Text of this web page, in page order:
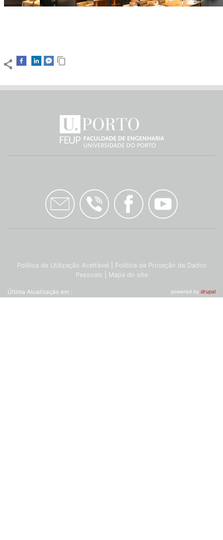
Política de Utilização Aceitável
Política de Proteção de Dados
Pessoais
Mapa do site
Última Atualização em : powered by drupal